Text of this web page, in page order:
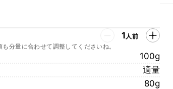
1人前
分量に合わせて調整してくださいね。
100g
適量
80g